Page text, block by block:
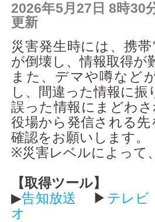
電子申請
FAQ
アクセス
2026年5月27日 8時
更新
災害発生時には、携
が倒壊し、情報取得が
また、デマや噂など
し、間違った情報に
誤った情報にまどわ
役場から発信される
確認をお願いします。
※災害レベルによって
【取得ツール】
▶告知放送 ▶ テレビ
オ